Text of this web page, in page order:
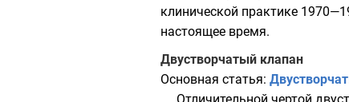
клинической практике
настоящее время.
Двустворчатый клапан
Основная статья: